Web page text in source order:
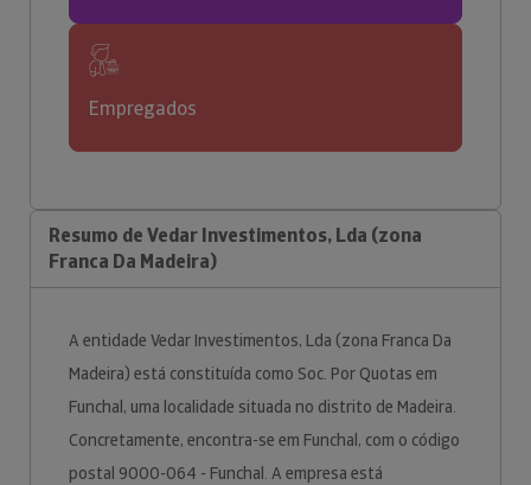
Empregados
Resumo de Vedar Investimentos, Lda (zona
Franca Da Madeira)
A entidade Vedar Investimentos, Lda (zona Franca Da
Madeira) está constituída como Soc. Por Quotas em
Funchal, uma localidade situada no distrito de Madeira.
Concretamente, encontra-se em Funchal, com o código
postal 9000-064 - Funchal. A empresa está